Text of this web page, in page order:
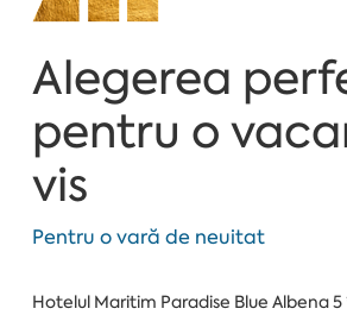
Alegerea
pentru o
vis
Pentru o vară de neuitat
Hotelul Maritim Paradise Blue Albena